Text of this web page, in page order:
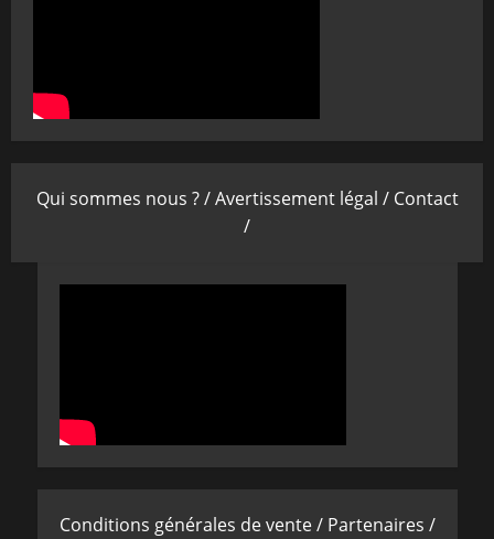
Qui sommes nous ? /Avertissement légal / Contact
/
Conditions générales de vente / Partenaires /